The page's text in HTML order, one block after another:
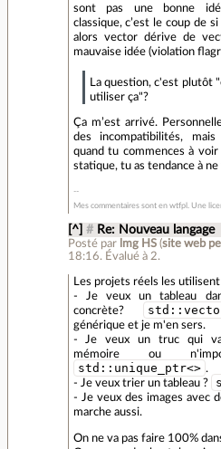
sont pas une bonne
classique, c’est le coup de
alors vector dérive de
mauvaise idée (violation
La question, c'est plutôt
utiliser ça"?
Ça m’est arrivé.
des incompatibilités,
quand tu commences à
statique, tu as tendance à
Mes commentaires sont en wtfpl. Une
[^] # Re: Nouveau langage
Posté par lmg HS(site web
18:16. Évalué à 2.
Les projets réels les
- Je veux un tableau
concrète?
générique et je m'en sers.
- Je veux un truc qui va
mémoire ou
std::unique_ptr<> .
- Je veux trier un tableau ?
- Je veux des images avec
marche aussi.
On ne va pas faire 100%